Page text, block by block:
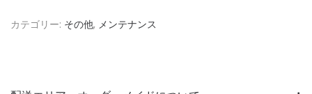
カテゴリー: その他, メンテナンス